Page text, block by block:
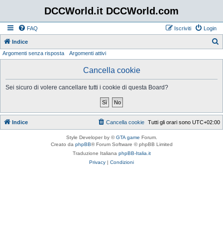
DCCWorld.it DCCWorld.com
FAQ Login
Iscriviti
Indice
Argomenti senza risposta Argomenti attivi
Cancella cookie
Sei sicuro di volere cancellare tutti i cookie di questa Board?
Indice Tutti gli orari sono UTC+02:00
Cancella cookie
Style Developer by ©GTA game Forum.
Creato da phpBB® Forum Software © phpBB Limited
Traduzione Italiana phpBB-Italia.it
Privacy | Condizioni